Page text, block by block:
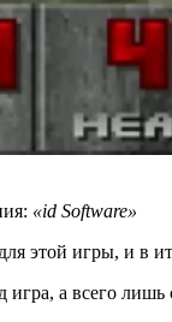
«id Software»
этой игры, и в
игра, а всего